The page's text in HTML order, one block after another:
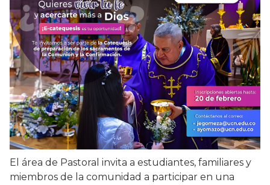
El área de Pastoral invita a estudiantes, familiares y
miembros de la comunidad a participar en una